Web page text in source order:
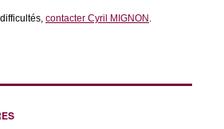
contacter Cyril MIGNON.